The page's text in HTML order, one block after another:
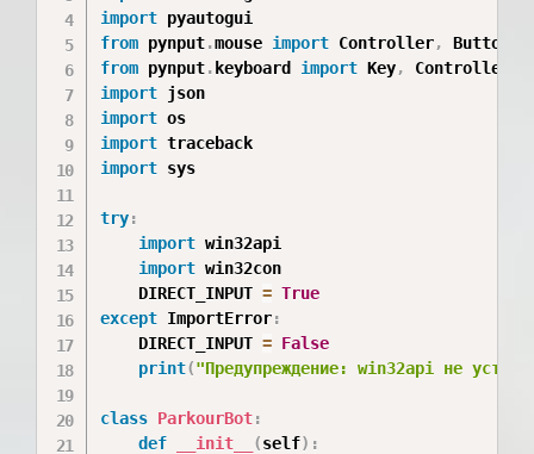
import
from pynput.mouse import Controller,
from pynput. keyboard import Key, Controller
import
import
import
import sys
try:
import win32api
import win32con
    DIRECT_INPUT
= True
except ImportError:
    DIRECT_INPUT
= False
print("Предупреждение: win32api не
class ParkourBot:
def
__init__ (self) :